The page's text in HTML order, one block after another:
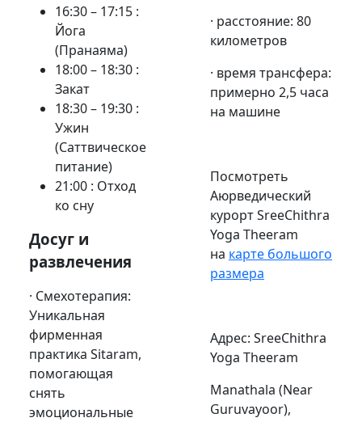
16:30 – 17:15 :
Йога
(Пранаяма)
18:00 – 18:30 :
Закат
18:30 – 19:30 :
Ужин
(Саттвическое
питание)
21:00 : Отход
ко сну
Досуг и
развлечения
· Смехотерапия:
Уникальная
фирменная
практика Sitaram,
помогающая
снять
эмоциональные
· расстояние: 80
километров
· время трансфера:
примерно 2,5 часа
на машине
Посмотреть
Аюрведический
курорт SreeChithra
Yoga Theeram
на карте большого
размера
Адрес: SreeChithra
Yoga Theeram
Manathala (Near
Guruvayoor),